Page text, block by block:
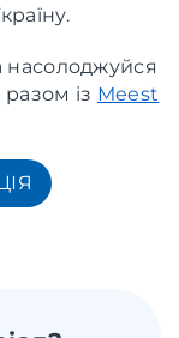
насолоджуйся
із Meest